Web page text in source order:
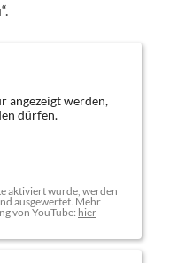
angezeigt werden,
dürfen.
aktiviert wurde, werden
ausgewertet. Mehr
von YouTube: hier